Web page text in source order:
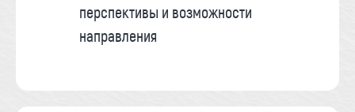
перспективы и возможности
направления